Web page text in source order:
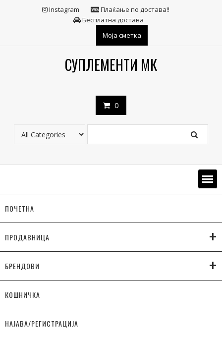
Instagram
Плаќање по достава!!
Бесплатна достава
Моја сметка
СУПЛЕМЕНТИ МК
0
ПОЧЕТНА
ПРОДАВНИЦА +
БРЕНДОВИ +
КОШНИЧКА
НАЈАВА/РЕГИСТРАЦИЈА